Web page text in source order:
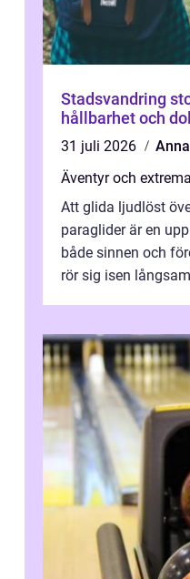
Stadsvandring
hållbarhet och
31 juli 2026
Äventyr och
Att glida ljudlöst
paraglider är en
både sinnen och
rör sig isen